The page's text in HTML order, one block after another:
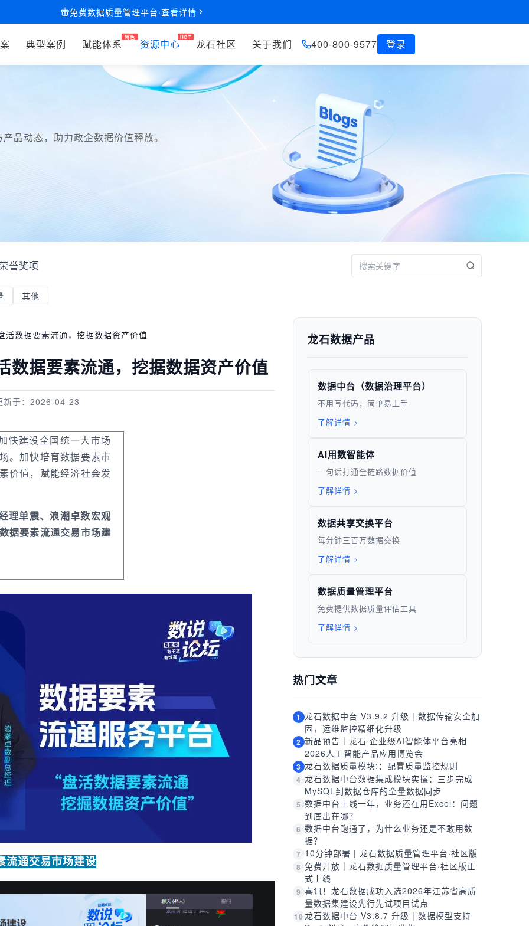
免费数据质量管理平台·查看详情
品动态，助力政企数据价值释放。
誉奖项
其他
活数据要素流通，挖据数据资产价值
数据要素流通，挖据数据资产价值
新于：2026-04-23
快建设全国统一大市场
。加快培育数据要素市
价值，赋能经济社会发
理单震、浪潮卓数宏观
据要素流通交易市场建
流通交易市场建设
龙石数据产品
数据中台（数据治理平台）
不用写代码，简单易上手
了解详情 >
AI用数智能体
一句话打通全链路数据价值
了解详情 >
数据共享交换平台
每分钟三百万数据交换
了解详情 >
数据质量管理平台
免费提供数据质量评估工具
了解详情 >
热门文章
1 龙石数据中台 V3.9.2 升级 | 数据传输安全加
固，运维监控精细化升级
2 新品预告｜龙石·企业级AI智能体平台亮相
2026人工智能产品应用博览会
3 龙石数据质量模块:：配置质量监控规则
4 龙石数据中台数据集成模块实操：三步完成
MySQL到数据仓库的全量数据同步
5 数据中台上线一年，业务还在用Excel：问题
到底出在哪？
6 数据中台跑通了，为什么业务还是不敢用数
据？
7 10分钟部署 | 龙石数据质量管理平台·社区版
8 免费开放｜龙石数据质量管理平台·社区版正
式上线
9 喜讯！龙石数据成功入选2026年江苏省高质
量数据集建设先行先试项目试点
10 龙石数据中台 V3.8.7 升级 | 数据模型支持
典型案例 赋能体系 资源中心 龙石社区 关于我们 400-800-9577 登录